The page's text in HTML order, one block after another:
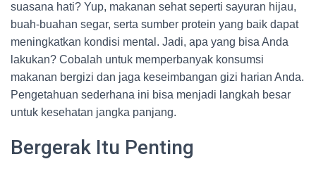
suasana hati? Yup, makanan sehat seperti sayuran hijau,
buah-buahan segar, serta sumber protein yang baik dapat
meningkatkan kondisi mental. Jadi, apa yang bisa Anda
lakukan? Cobalah untuk memperbanyak konsumsi
makanan bergizi dan jaga keseimbangan gizi harian Anda.
Pengetahuan sederhana ini bisa menjadi langkah besar
untuk kesehatan jangka panjang.
Bergerak Itu Penting